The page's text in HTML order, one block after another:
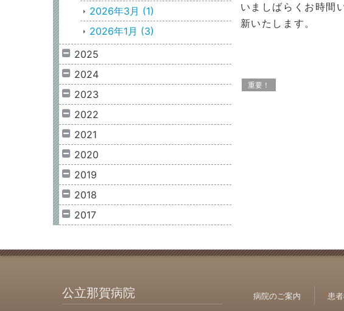
いましばらくお時間
新いたします。
重要！
2026年3月 (1)
2026年1月 (3)
2025
2024
2023
2022
2021
2020
2019
2018
2017
公立那賀病院 病院のご案内 患